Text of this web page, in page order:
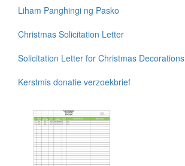
Liham Panghingi ng Pasko
Christmas Solicitation Letter
Solicitation Letter for Christmas Decorations
Kerstmis donatie verzoekbrief